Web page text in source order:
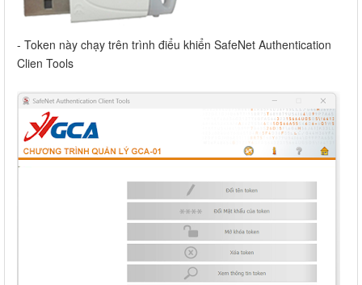
- Token này chạy trên trình điểu khiển SafeNet Authentication
Clien Tools